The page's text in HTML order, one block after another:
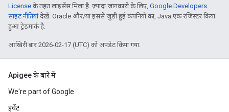
License के तहत लाइसेंस मिला है. ज़्यादा जानकारी के लिए, Google Developers
साइट नीतियांदेखें. Oracle और/या इससे जुड़ी हुई कंपनियों का, Java एक रजिस्टर किया
हुआ ट्रेडमार्क है.
आखिरी बार 2026-02-17 (UTC) को अपडेट किया गया.
Apigee के बारे में
We're part of Google
इवेंट